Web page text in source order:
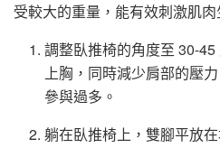
受較大的重量，能有效刺激肌
調整臥推椅的角度至 30-
上胸，同時減少肩部的壓
參與過多。
躺在臥推椅上，雙腳平放